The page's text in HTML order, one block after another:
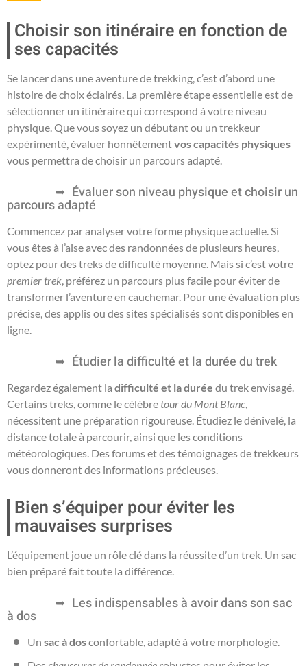
Choisir son itinéraire en fonction de
ses capacités
Se lancer dans une aventure de trekking, c’est d’abord une
histoire de choix éclairés. La première étape essentielle est de
sélectionner un itinéraire qui correspond à votre niveau
physique. Que vous soyez un débutant ou un trekkeur
expérimenté, évaluer honnêtementvos capacités physiques
vous permettra de choisir un parcours adapté.
Évaluer son niveau physique et choisir un
parcours adapté
Commencez par analyser votre forme physique actuelle. Si
vous êtes à l’aise avec des randonnées de plusieurs heures,
optez pour des treks de difficulté moyenne. Mais si c’est votre
premier trek, préférez un parcours plus facile pour éviter de
transformer l’aventure en cauchemar. Pour une évaluation plus
précise, des applis ou des sites spécialisés sont disponibles en
ligne.
Étudier la difficulté et la durée du trek
Regardez également la difficulté et la durée du trek envisagé.
Certains treks, comme le célèbre tour du Mont Blanc,
nécessitent une préparation rigoureuse. Étudiez le dénivelé, la
distance totale à parcourir, ainsi que les conditions
météorologiques. Des forums et des témoignages de trekkeurs
vous donneront des informations précieuses.
Bien s’équiper pour éviter les
mauvaises surprises
L’équipement joue un rôle clé dans la réussite d’un trek. Un sac
bien préparé fait toute la différence.
Les indispensables à avoir dans son sac
à dos
Un sac à dosconfortable, adapté à votre morphologie.